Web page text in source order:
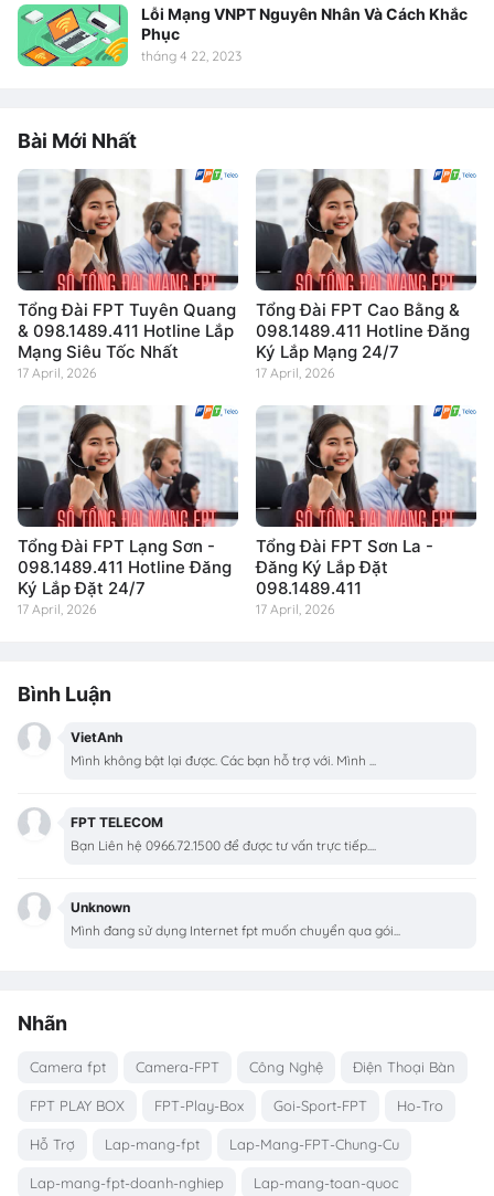
Lỗi Mạng VNPT Nguyên Nhân Và Cách Khắc
Phục
tháng 4 22, 2023
Bài Mới Nhất
Tổng Đài FPT Tuyên Quang
& 098.1489.411 Hotline Lắp
Mạng Siêu Tốc Nhất
17 April, 2026
Tổng Đài FPT Cao Bằng &
098.1489.411 Hotline Đăng
Ký Lắp Mạng 24/7
17 April, 2026
Tổng Đài FPT Lạng Sơn -
098.1489.411 Hotline Đăng
Ký Lắp Đặt 24/7
17 April, 2026
Tổng Đài FPT Sơn La -
Đăng Ký Lắp Đặt
098.1489.411
17 April, 2026
Bình Luận
VietAnh
Mình không bật lại được. Các bạn hỗ trợ với. Mình ...
FPT TELECOM
Bạn Liên hệ 0966.72.1500 để được tư vấn trực tiếp....
Unknown
Mình đang sử dụng Internet fpt muốn chuyển qua gói...
Nhãn
Camera fpt Camera-FPT Công Nghệ Điện Thoại Bàn
FPT PLAY BOX FPT-Play-Box Goi-Sport-FPT Ho-Tro
Hỗ Trợ Lap-mang-fpt Lap-Mang-FPT-Chung-Cu
Lap-mang-fpt-doanh-nghiep Lap-mang-toan-quoc